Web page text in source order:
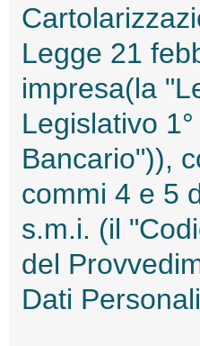
Legge 21
impresa(la
Legislativo
Bancario")),
commi 4 e 5
s.m.i. (il
del
Dati